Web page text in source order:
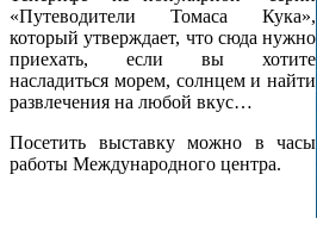
«Путеводители Томаса Кука»,
который утверждает, что сюда нужно
приехать, если вы хотите
насладиться морем, солнцем и найти
развлечения на любой вкус…
Посетить выставку можно в часы
работы Международного центра.